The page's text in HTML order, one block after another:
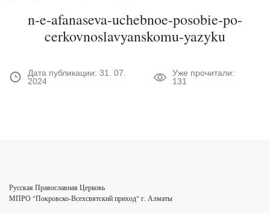
n-e-afanaseva-uchebnoe-posobie-po-
cerkovnoslavyanskomu-yazyku
Дата публикации:31. 07.
2024
Уже прочитали:
131
Русская Православная Церковь
МПРО "Покровско-Всехсвятский приход" г. Алматы